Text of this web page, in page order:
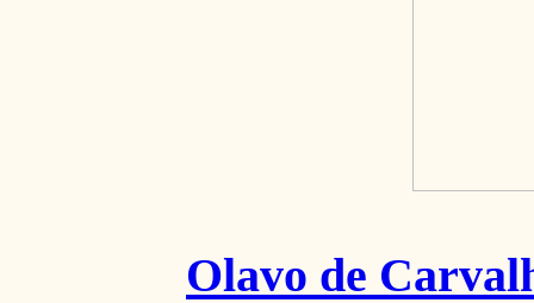
Olavo de